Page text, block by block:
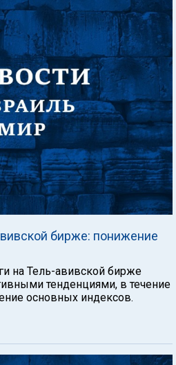
бирже: понижение
на Тель-авивской бирже
тенденциями, в течение
основных индексов.